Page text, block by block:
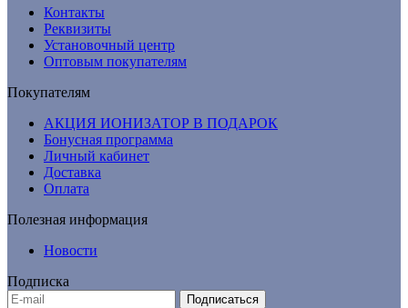
Контакты
Реквизиты
Установочный центр
Оптовым покупателям
Покупателям
АКЦИЯ ИОНИЗАТОР В ПОДАРОК
Бонусная программа
Личный кабинет
Доставка
Оплата
Полезная информация
Новости
Подписка
Подписаться